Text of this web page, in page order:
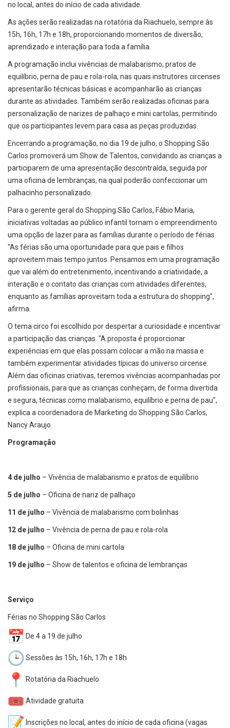
no local, antes do início de cada atividade.
As ações serão realizadas na rotatória da Riachuelo, sempre às
15h, 16h, 17h e 18h, proporcionando momentos de diversão,
aprendizado e interação para toda a família.
A programação inclui vivências de malabarismo, pratos de
equilíbrio, perna de pau e rola-rola, nas quais instrutores circenses
apresentarão técnicas básicas e acompanharão as crianças
durante as atividades. Também serão realizadas oficinas para
personalização de narizes de palhaço e mini cartolas, permitindo
que os participantes levem para casa as peças produzidas.
Encerrando a programação, no dia 19 de julho, o Shopping São
Carlos promoverá um Show de Talentos, convidando as crianças a
participarem de uma apresentação descontraída, seguida por
uma oficina de lembranças, na qual poderão confeccionar um
palhacinho personalizado.
Para o gerente geral do Shopping São Carlos, Fábio Maria,
iniciativas voltadas ao público infantil tornam o empreendimento
uma opção de lazer para as famílias durante o período de férias.
"As férias são uma oportunidade para que pais e filhos
aproveitem mais tempo juntos. Pensamos em uma programação
que vai além do entretenimento, incentivando a criatividade, a
interação e o contato das crianças com atividades diferentes,
enquanto as famílias aproveitam toda a estrutura do shopping",
afirma.
O tema circo foi escolhido por despertar a curiosidade e incentivar
a participação das crianças. "A proposta é proporcionar
experiências em que elas possam colocar a mão na massa e
também experimentar atividades típicas do universo circense.
Além das oficinas criativas, teremos vivências acompanhadas por
profissionais, para que as crianças conheçam, de forma divertida
e segura, técnicas como malabarismo, equilíbrio e perna de pau",
explica a coordenadora de Marketing do Shopping São Carlos,
Nancy Araujo.
Programação
4 de julho – Vivência de malabarismo e pratos de equilíbrio
5 de julho – Oficina de nariz de palhaço
11 de julho – Vivência de malabarismo com bolinhas
12 de julho – Vivência de perna de pau e rola-rola
18 de julho – Oficina de mini cartola
19 de julho – Show de talentos e oficina de lembranças
Serviço
Férias no Shopping São Carlos
De 4 a 19 de julho
Sessões às 15h, 16h, 17h e 18h
Rotatória da Riachuelo
Atividade gratuita
Inscrições no local, antes do início de cada oficina (vagas